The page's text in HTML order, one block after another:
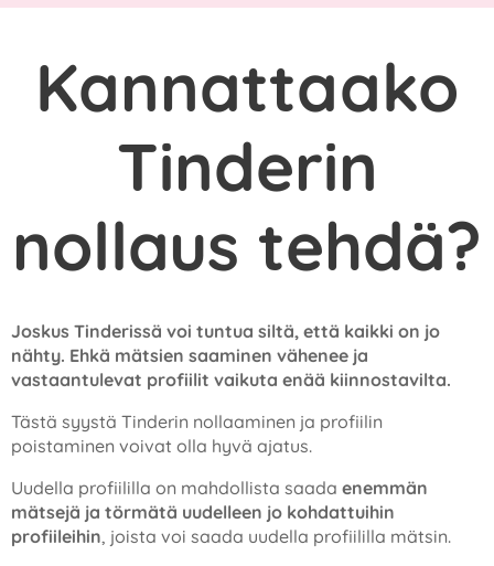
Kannattaako
Tinderin
nollaus tehdä?
Joskus Tinderissä voi tuntua siltä, että kaikki on jo
nähty. Ehkä mätsien saaminen vähenee ja
vastaantulevat profiilit vaikuta enää kiinnostavilta.
Tästä syystä Tinderin nollaaminen ja profiilin
poistaminen voivat olla hyvä ajatus.
Uudella profiililla on mahdollista saada enemmän
mätsejä ja törmätä uudelleen jo kohdattuihin
profiileihin, joista voi saada uudella profiililla mätsin.